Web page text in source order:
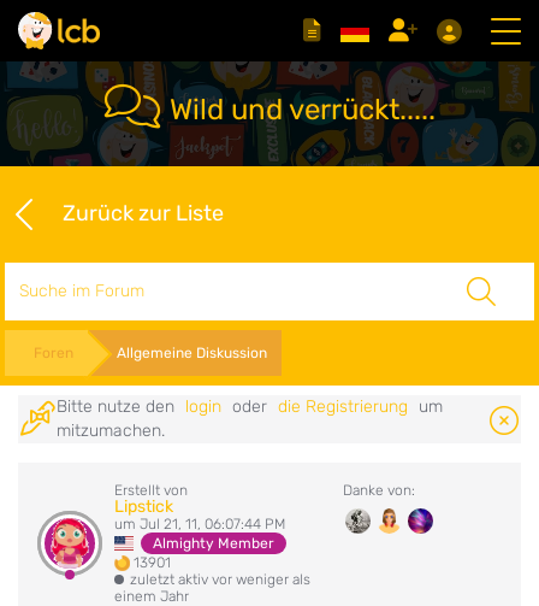
Wild und verrückt.....
Zurück zur Liste
Foren Allgemeine Diskussion
Bitte nutze den login oder die Registrierung
um
mitzumachen.
Erstellt von
Lipstick
um Jul 21, 11, 06:07:44 PM
Almighty Member
13901
zuletzt aktiv vor weniger als
einem Jahr
Danke von: